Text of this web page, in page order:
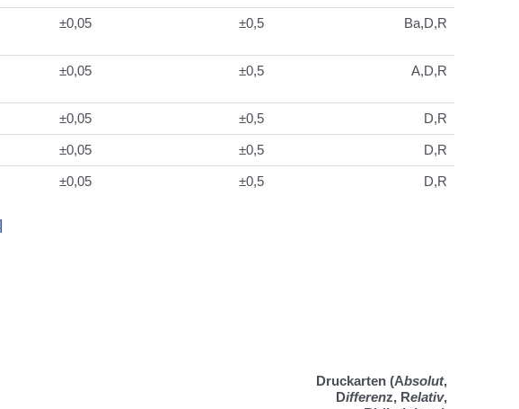
±0,05 ±0,5 Ba,D,R
±0,05 ±0,5 A,D,R
±0,05 ±0,5 D,R
±0,05 ±0,5 D,R
±0,05 ±0,5 D,R
Druckarten (Absolut,
Differenz, Relativ,